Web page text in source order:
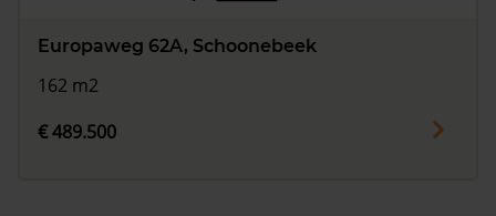
Europaweg 62A, Schoonebeek
162 m2
€ 489.500